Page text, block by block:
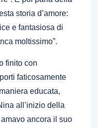
storia d’amore:
e fantasiosa di
moltissimo”.
finito con
faticosamente
educata,
all’inizio della
ancora il suo